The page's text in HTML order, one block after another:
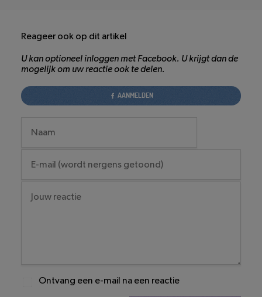
Reageer ook op dit artikel
U kan optioneel inloggen met Facebook. U krijgt dan de
mogelijk om uw reactie ook te delen.
AANMELDEN
Ontvang een e-mail na een reactie